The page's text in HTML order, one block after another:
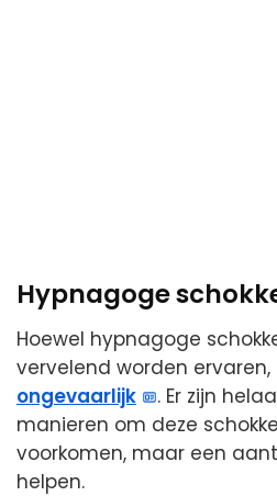
Hypnagoge
Hoewel hypnagoge
vervelend worden ervaren,
ongevaarlijk
. Er zijn
manieren om deze
voorkomen, maar een
helpen.